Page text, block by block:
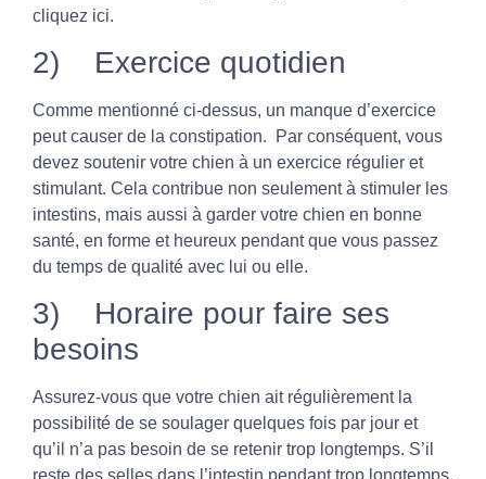
cliquez ici.
2) Exercice quotidien
Comme mentionné ci-dessus, un manque d’exercice
peut causer de la constipation. Par conséquent, vous
devez soutenir votre chien à un exercice régulier et
stimulant. Cela contribue non seulement à stimuler les
intestins, mais aussi à garder votre chien en bonne
santé, en forme et heureux pendant que vous passez
du temps de qualité avec lui ou elle.
3) Horaire pour faire ses
besoins
Assurez-vous que votre chien ait régulièrement la
possibilité de se soulager quelques fois par jour et
qu’il n’a pas besoin de se retenir trop longtemps. S’il